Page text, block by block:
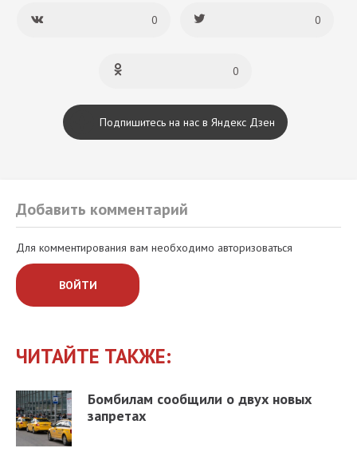
0 0
0
Подпишитесь на нас в Яндекс Дзен
Добавить комментарий
Для комментирования вам необходимо авторизоваться
ВОЙТИ
ЧИТАЙТЕ ТАКЖЕ:
Бомбилам сообщили о двух новых
запретах